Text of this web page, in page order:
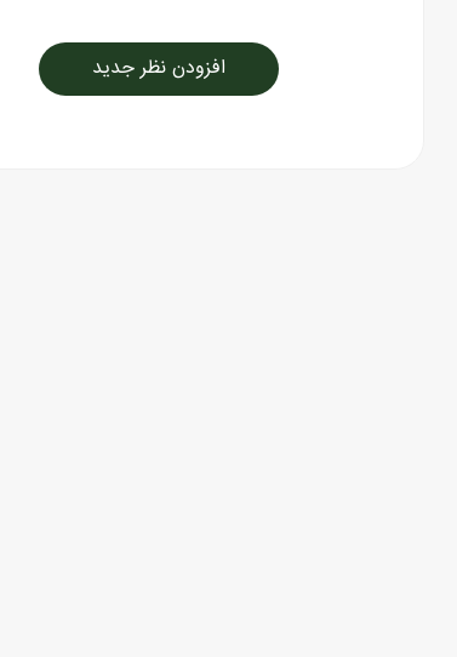
افزودن نظر جدید